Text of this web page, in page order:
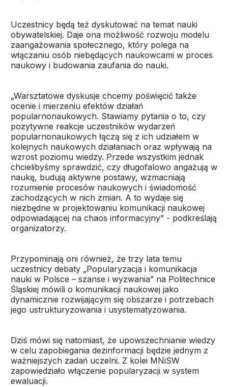
Uczestnicy będą też dyskutować na temat nauki
obywatelskiej. Daje ona możliwość rozwoju modelu
zaangażowania społecznego, który polega na
włączaniu osób niebędących naukowcami w proces
naukowy i budowania zaufania do nauki.
„Warsztatowe dyskusje chcemy poświęcić także
ocenie i mierzeniu efektów działań
popularnonaukowych. Stawiamy pytania o to, czy
pozytywne reakcje uczestników wydarzeń
popularnonaukowych łączą się z ich udziałem w
kolejnych naukowych działaniach oraz wpływają na
wzrost poziomu wiedzy. Przede wszystkim jednak
chcielibyśmy sprawdzić, czy długofalowo angażują w
naukę, budują aktywne postawy, wzmacniają
rozumienie procesów naukowych i świadomość
zachodzących w nich zmian. A to wydaje się
niezbędne w projektowaniu komunikacji naukowej
odpowiadającej na chaos informacyjny” - podkreślają
organizatorzy.
Przypominają oni również, że trzy lata temu
uczestnicy debaty „Popularyzacja i komunikacja
nauki w Polsce – szanse i wyzwania” na Politechnice
Śląskiej mówili o komunikacji naukowej jako
dynamicznie rozwijającym się obszarze i potrzebach
jego ustrukturyzowania i usystematyzowania.
Dziś mówi się natomiast, że upowszechnianie wiedzy
w celu zapobiegania dezinformacji będzie jednym z
ważniejszych zadań uczelni. Z kolei MNiSW
zapowiedziało włączenie popularyzacji w system
ewaluacji.